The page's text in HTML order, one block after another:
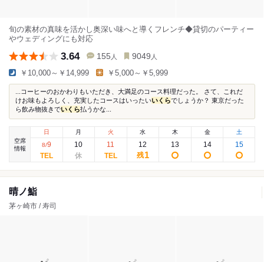
旬の素材の真味を活かし奥深い味へと導くフレンチ◆貸切のパーティー
やウェディングにも対応
3.64 155 人 9049 人
￥10,000～￥14,999 ￥5,000～￥5,999
...コーヒーのおかわりもいただき、大満足のコース料理だった。 さて、これだ
けお味もよろしく、充実したコースはいったいいくらでしょうか？ 東京だった
ら飲み物抜きでいくら払うかな...
空席
情報
日
8/9
月
10
火
11
水
12
残1
木
13
金
14
土
15
晴ノ鮨
茅ヶ崎市 / 寿司